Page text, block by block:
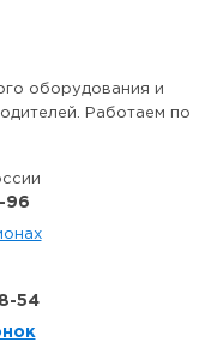
оборудования и
Работаем по
96
54